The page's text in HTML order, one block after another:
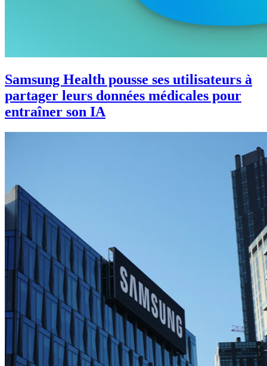
Samsung Health pousse ses utilisateurs à
partager leurs données médicales pour
entraîner son IA